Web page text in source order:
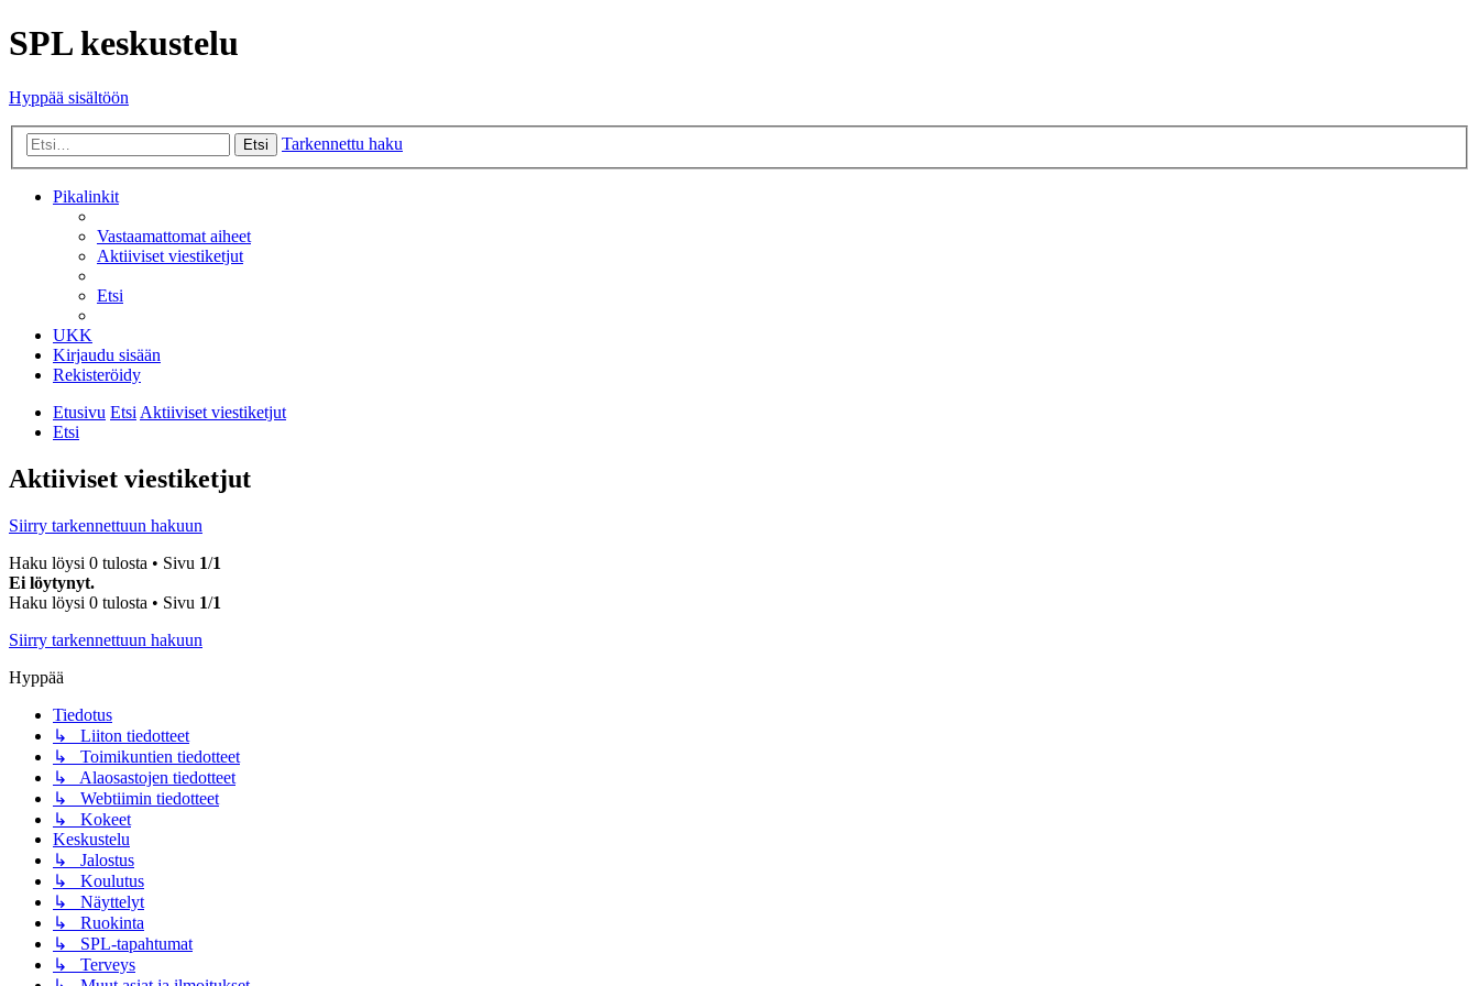
SPL keskustelu
Hyppää sisältöön
Etsi Tarkennettu haku
Pikalinkit
Vastaamattomat aiheet
Aktiiviset viestiketjut
Etsi
UKK
Kirjaudu sisään
Rekisteröidy
Etusivu EtsiAktiiviset viestiketjut
Etsi
Aktiiviset viestiketjut
Siirry tarkennettuun hakuun
Haku löysi 0 tulosta • Sivu 1/1
Ei löytynyt.
Haku löysi 0 tulosta • Sivu 1/1
Siirry tarkennettuun hakuun
Hyppää
Tiedotus
↳ Liiton tiedotteet
↳ Toimikuntien tiedotteet
↳ Alaosastojen tiedotteet
↳ Webtiimin tiedotteet
↳ Kokeet
Keskustelu
↳ Jalostus
↳ Koulutus
↳ Näyttelyt
↳ Ruokinta
↳ SPL-tapahtumat
↳ Terveys